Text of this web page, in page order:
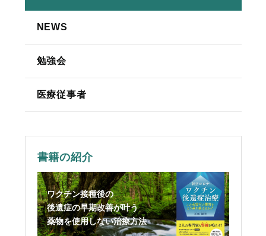
NEWS
勉強会
医療従事者
書籍の紹介
ワクチン接種後の
後遺症の早期改善が叶う
薬物を使用しない治療方法